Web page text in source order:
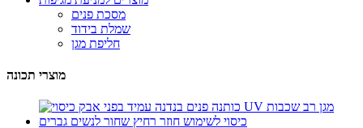
מסכת פנים
שמלת בידוד
חליפת מגן
מוצרי תכונה